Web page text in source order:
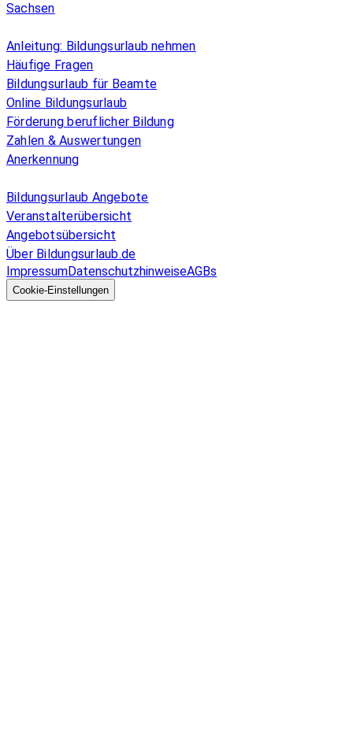
Sachsen
Anleitung: Bildungsurlaub nehmen
Häufige Fragen
Bildungsurlaub für Beamte
Online Bildungsurlaub
Förderung beruflicher Bildung
Zahlen & Auswertungen
Anerkennung
Bildungsurlaub Angebote
Veranstalterübersicht
Angebotsübersicht
Über Bildungsurlaub.de
ImpressumDatenschutzhinweiseAGBs
Cookie-Einstellungen